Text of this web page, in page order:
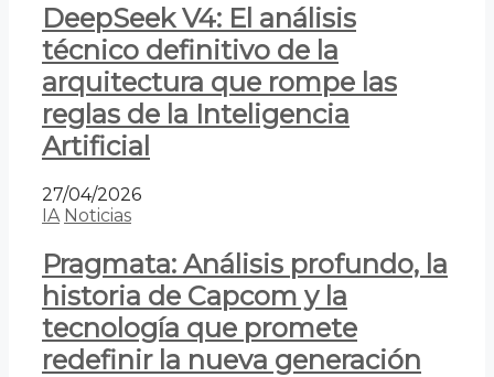
DeepSeek V4: El análisis
técnico definitivo de la
arquitectura que rompe las
reglas de la Inteligencia
Artificial
27/04/2026
IA Noticias
Pragmata: Análisis profundo, la
historia de Capcom y la
tecnología que promete
redefinir la nueva generación